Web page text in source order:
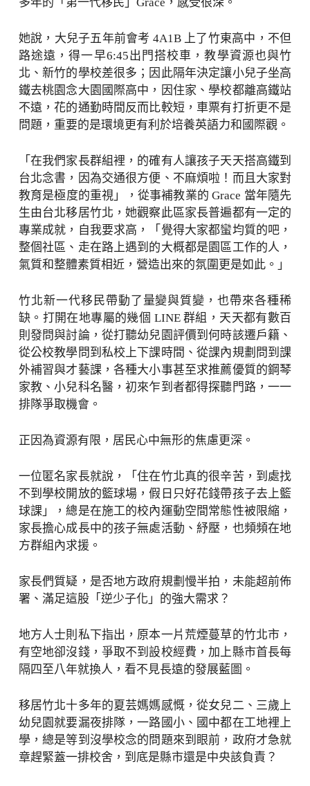
她說，大兒子五年前會考 4A1B 上了竹東高中，不但
路途遠，得一早6:45出門搭校車，教學資源也與竹
北、新竹的學校差很多；因此隔年決定讓小兒子坐高
鐵去桃園念大園國際高中，因住家、學校都離高鐵站
不遠，花的通勤時間反而比較短，車票有打折更不是
問題，重要的是環境更有利於培養英語力和國際觀。
「在我們家長群組裡，的確有人讓孩子天天搭高鐵到
台北念書，因為交通很方便、不麻煩啦！而且大家對
教育是極度的重視」，從事補教業的 Grace 當年隨先
生由台北移居竹北，她觀察此區家長普遍都有一定的
專業成就，自我要求高，「覺得大家都蠻均質的吧，
整個社區、走在路上遇到的大概都是園區工作的人，
氣質和整體素質相近，營造出來的氛圍更是如此。」
竹北新一代移民帶動了量變與質變，也帶來各種稀
缺。打開在地專屬的幾個 LINE 群組，天天都有數百
則發問與討論，從打聽幼兒園評價到何時該遷戶籍、
從公校教學問到私校上下課時間、從課內規劃問到課
外補習與才藝課，各種大小事甚至求推薦優質的鋼琴
家教、小兒科名醫，初來乍到者都得探聽門路，一一
排隊爭取機會。
正因為資源有限，居民心中無形的焦慮更深。
一位匿名家長就說，「住在竹北真的很辛苦，到處找
不到學校開放的籃球場，假日只好花錢帶孩子去上籃
球課」，總是在施工的校內運動空間常態性被限縮，
家長擔心成長中的孩子無處活動、紓壓，也頻頻在地
方群組內求援。
家長們質疑，是否地方政府規劃慢半拍，未能超前佈
署、滿足這股「逆少子化」的強大需求？
地方人士則私下指出，原本一片荒煙蔓草的竹北市，
有空地卻沒錢，爭取不到設校經費，加上縣市首長每
隔四至八年就換人，看不見長遠的發展藍圖。
移居竹北十多年的夏芸媽媽感慨，從女兒二、三歲上
幼兒園就要漏夜排隊，一路國小、國中都在工地裡上
學，總是等到沒學校念的問題來到眼前，政府才急就
章趕緊蓋一排校舍，到底是縣市還是中央該負責？